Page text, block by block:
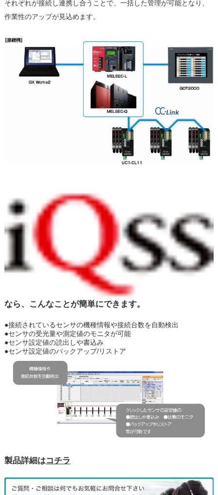
それぞれが接続し連携し合うことで、一括した管理が可能となり、
作業性のアップが見込めます。
なら、こんなことが簡単にできます。
●接続されているセンサの機種情報や接続台数を自動検出
●センサの受光量や測定値のモニタが可能
●センサ設定値の読出しや書込み
●センサ設定値のバックアップ/リストア
製品詳細はコチラ